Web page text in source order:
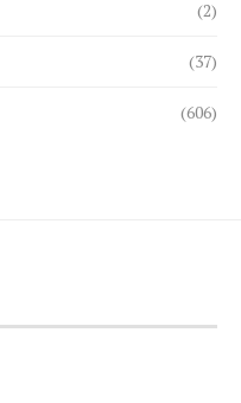
(2)
(37)
(606)